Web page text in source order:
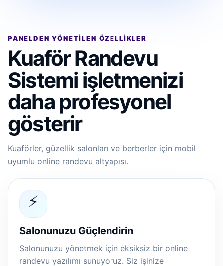
PANELDEN YÖNETILEN ÖZELLIKLER
Kuaför Randevu
Sistemi işletmenizi
daha profesyonel
gösterir
Kuaförler, güzellik salonları ve berberler için mobil
uyumlu online randevu altyapısı.
⚡
Salonunuzu Güçlendirin
Salonunuzu yönetmek için eksiksiz bir online
randevu yazılımı sunuyoruz. Siz işinize